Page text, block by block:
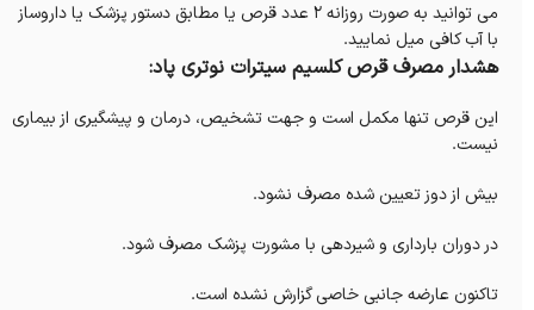
می توانید به صورت روزانه 2 عدد قرص یا مطابق دستور پزشک یا داروساز
با آب کافی میل نمایید.
هشدار مصرف قرص کلسیم سیترات نوتری پاد:
این قرص تنها مکمل است و جهت تشخیص، درمان و پیشگیری از بیماری
نیست.
بیش از دوز تعیین شده مصرف نشود.
در دوران بارداری و شیردهی با مشورت پزشک مصرف شود.
تاکنون عارضه جانبی خاصی گزارش نشده است.